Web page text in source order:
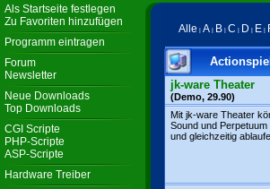
Als Startseite festlegen
Zu Favoriten hinzufügen
Programm eintragen
Forum
Newsletter
Neue Downloads
Top Downloads
CGI Scripte
PHP-Scripte
ASP-Scripte
Hardware Treiber
Alle A B C D E
jk-ware Theater
(Demo, 29.90)
Mit jk-ware Theater
Sound und
und gleichzeitig